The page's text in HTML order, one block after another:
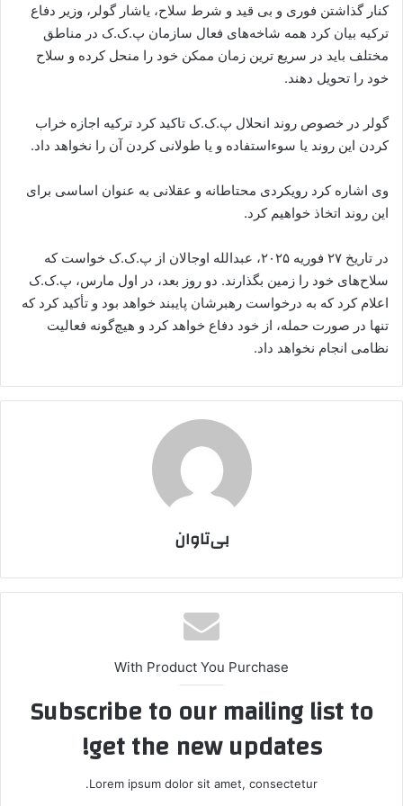
کنار گذاشتن فوری و بی قید و شرط سلاح، یاشار گولر، وزیر دفاع
ترکیه بیان کرد همه شاخه‌های فعال سازمان پ.ک.ک در مناطق
مختلف باید در سریع ترین زمان ممکن خود را منحل کرده و سلاح
خود را تحویل دهند.
گولر در خصوص روند انحلال پ.ک.ک تاکید کرد ترکیه اجازه خراب
کردن این روند یا سوءاستفاده و یا طولانی کردن آن را نخواهد داد.
وی اشاره کرد رویکردی محتاطانه و عقلانی به عنوان اساسی برای
این روند اتخاذ خواهیم کرد.
در تاریخ ۲۷ فوریه ۲۰۲۵، عبدالله اوجالان از پ‌.ک‌.ک خواست که
سلاح‌های خود را زمین بگذارند. دو روز بعد، در اول مارس، پ‌.ک‌.ک
اعلام کرد که به درخواست رهبرشان پایبند خواهد بود و تأکید کرد که
تنها در صورت حمله، از خود دفاع خواهد کرد و هیچ‌گونه فعالیت
نظامی انجام نخواهد داد.
بی‌تاوان
With Product You Purchase
Subscribe to our mailing list to
get the new updates!
Lorem ipsum dolor sit amet, consectetur.